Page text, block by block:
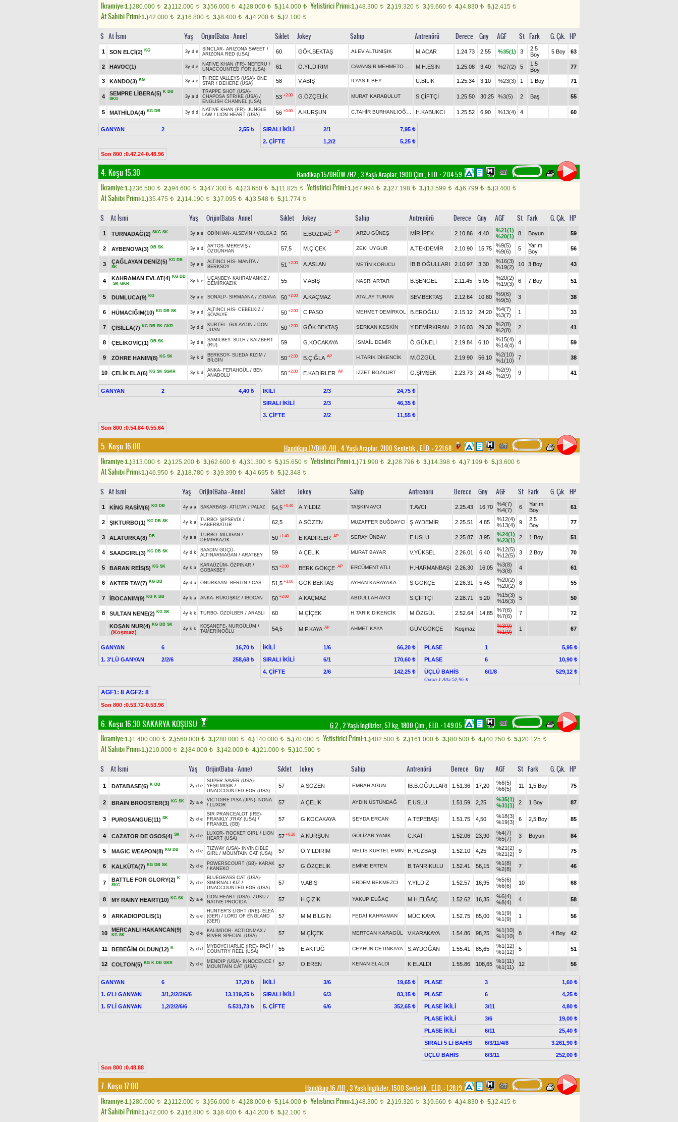
Ikramiye:1.)280.000 t 2.)112.000 t 3.)56.000 t 4.)28.000 t 5.)14.000 t Yetistirici Primi:1.)48.300 t 2.)19.320 t 3.)9.660 t 4.)4.830 t 5.)2.415 t
At Sahibi Primi:1.)42.000 t 2.)16.800 t 3.)8.400 t 4.)4.200 t 5.)2.100 t
S At İsmi Yaş Orijin(Baba - Anne) Sıklet Jokey Sahip Antrenörü Derece Gny AGF St Fark G. Çık. HP
1 SON ELÇİ(2) KG 3y d e SİNCLAR- ARIZONA SWEET /
ARIZONA RED (USA)
60 GÖK.BEKTAŞ ALEV ALTUNIŞIK M.ACAR 1.24.73 2,55 %35(1) 3
2,5
Boy
5 Boy 63
2 HAVOC(1) 3y d e NATIVE KHAN (FR)- NEFERU /
UNACCOUNTED FOR (USA)
61 Ö.YILDIRIM M.H.ESİN 1.25.08 3,40 %27(2) 5
1,5
Boy
77
3 KANDO(3) KG 3y a e THREE VALLEYS (USA)- ONE
STAR / DEHERE (USA) 58 V.ABİŞ İLYAS İLBEY U.BİLİK 1.25.34 3,10 %23(3) 1 1 Boy 71
4
SEMPRE LİBERA(5) K DB
SKG
3y a d
TRAPPE SHOT (USA)-
CHAPOSA STRIKE (USA) /
ENGLISH CHANNEL (USA)
53 +2.00 G.ÖZÇELİK MURAT KARABULUT S.ÇİFTÇİ 1.25.50 30,25 %3(5) 2 Baş 55
5 MATHİLDA(4) KG DB 3y d d NATIVE KHAN (FR)- JUNGLE
LAW / LION HEART (USA) 56 +0.60 A.KURŞUN H.KABUKCI 1.25.52 6,90 %13(4) 4 60
GANYAN 2 2,55 ₺ SIRALI İKİLİ 2/1
7,95 ₺
2. ÇİFTE
1,2/2 5,25 ₺
Son 800 :0.47.24-0.48.96
4. Koşu 15.30 Handikap 15/DHÖW /H2, 3 Yaşlı Araplar, 1900 Çim,E.İ.D. :2.04.59
Ikramiye:1.)236.500 t 2.)94.600 t 3.)47.300 t 4.)23.650 t 5.)11.825 t Yetistirici Primi:1.)67.994 t 2.)27.198 t 3.)13.599 t 4.)6.799 t 5.)3.400 t
At Sahibi Primi:1.)35.475 t 2.)14.190 t 3.)7.095 t 4.)3.548 t 5.)1.774 t
S At İsmi Yaş Orijin(Baba - Anne) Sıklet Jokey Sahip Antrenörü Derece Gny AGF St Fark G. Çık. HP
1 TURNADAĞ(2) SKG SK 3y a e ODİNHAN - ALSEVİN / VOLGA.2 56 E.BOZDAĞ AP ARZU GÜNEŞ MİR.İPEK 2.10.86 4,40
%21(1)
%20(1)
8 Boyun 59
2 AYBENOVA(3) DB SK 3y a d ARTOS- MEREVİŞ /
ÖZGÜNHAN
57,5 M.ÇİÇEK ZEKİ UYGUR A.TEKDEMİR 2.10.90 15,75
%9(5)
%9(6)
5
Yarım
Boy
56
3 ÇAĞLAYAN DENİZ(5) KG DB
SK
3y a e ALTINCI HİS- MANİTA /
BERKSOY
51 +2.00 A.ASLAN METİN KORUCU İB.B.OĞULLARI 2.10.97 3,30
%16(3)
%19(2)
10 3 Boy 43
4 KAHRAMAN EVLAT(4) KG DB
SK GKR
3y k e UÇANBEY- KAHRAMANKIZ /
DEMİRKAZIK
55 V.ABİŞ NASRİ ARTAR B.ŞENGEL 2.11.45 5,05
%20(2)
%19(3)
6 7 Boy 51
5 DUMLUCA(9) KG 3y a e SONALP- SIRMAANA / ZİGANA 50 +2.00 A.KAÇMAZ ATALAY TURAN SEV.BEKTAŞ 2.12.64 10,80
%9(6)
%9(5)
3 38
6 HÜMACIĞIM(10) KG DB SK 3y a d ALTINCI HİS- CEBELKIZ /
ŞÖVALYE
50 +2.00 C.PASO MEHMET DEMİRKOL B.EROĞLU 2.15.12 24,20
%4(7)
%3(7)
1 33
7 ÇİSİLLA(7) KG DB SK GKR 3y d d KURTEL- GÜLAYDIN / DON
JUAN
50 +2.00 GÖK.BEKTAŞ SERKAN KESKİN Y.DEMİRKIRAN 2.16.03 29,30
%2(8)
%2(8)
2 41
8 ÇELİKOVİÇ(1) DB SK 3y d e ŞAMİLBEY- SULH / KAIZBERT
(RU)
59 G.KOCAKAYA İSMAİL DEMİR Ö.GÜNELİ 2.19.84 6,10
%15(4)
%14(4)
4 59
9 ZÖHRE HANIM(8) KG SK 3y k d BERKSOY- SUEDA KIZIM /
BİLGİN
50 +2.00 B.ÇIĞLA AP H.TARIK DİKENCİK M.ÖZGÜL 2.19.90 56,10
%2(10)
%1(10)
7 38
10 ÇELİK ELA(6) KG SK SGKR 3y k d ANKA- FERAHGÜL / BEN
ANADOLU
50 +2.00 E.KADİRLER AP İZZET BOZKURT G.ŞİMŞEK 2.23.73 24,45
%2(9)
%2(9)
9 41
GANYAN 2 4,40 ₺ İKİLİ 2/3
24,75 ₺
SIRALI İKİLİ
2/3
46,35 ₺
3. ÇİFTE
2/2 11,55 ₺
Son 800 :0.54.84-0.55.64
5. Koşu 16.00 Handikap 17/DHÖ /H1 , 4 Yaşlı Araplar, 2100 Sentetik,E.İ.D. :2.21.68
Ikramiye:1.)313.000 t 2.)125.200 t 3.)62.600 t 4.)31.300 t 5.)15.650 t Yetistirici Primi:1.)71.990 t 2.)28.796 t 3.)14.398 t 4.)7.199 t 5.)3.600 t
At Sahibi Primi:1.)46.950 t 2.)18.780 t 3.)9.390 t 4.)4.695 t 5.)2.348 t
S At İsmi Yaş Orijin(Baba - Anne) Sıklet Jokey Sahip Antrenörü Derece Gny AGF St Fark G. Çık. HP
1 KİNG RASİM(6) KG DB 4y a a SAKARBAŞI - ATİLTAY / PALAZ 54,5 +0.40 A.YILDIZ TAŞKIN AVCI T.AVCI 2.25.43 16,70
%4(7)
%4(7)
6
Yarım
Boy
61
2 ŞIKTURBO(1) KG DB SK 4y k a TURBO- ŞIPSEVDİ
/
HABERBATUR
62,5 A.SÖZEN MUZAFFER BUĞDAYCI Ş.AYDEMİR 2.25.51 4,85
%12(4)
%13(4)
9
2,5
Boy
77
3 ALATURKA(8) DB 4y a a TURBO- MÜJGAN /
DEMİRKAZIK
50 +1.40 E.KADİRLER AP SERAY ÜNBAY E.USLU 2.25.87 3,95
%24(1)
%23(1)
2 1 Boy 51
4 SAADGIRL(3) KG DB SK 4y d k SAADIN GÜCÜ-
ALTINARMAĞAN / ARATBEY 59 A.ÇELİK MURAT BAYAR V.YÜKSEL 2.26.01 6,40
%12(5)
%12(5)
3 2 Boy 70
5 BARAN REİS(5) KG SK 4y k a KARAÜZÜM - ÖZPINAR /
GOBAKBEY
53 +2.00 BERK.GÖKÇE AP ERCÜMENT ATLI H.HARMANBAŞI 2.26.30 16,05
%3(8)
%3(8)
4 61
6 AKTER TAY(7) KG DB 4y d a ONURKAAN - BERLİN / CAŞ 51,5 +1.00 GÖK.BEKTAŞ AYHAN KARAYAKA Ş.GÖKÇE 2.26.31 5,45
%20(2)
%20(2)
8 55
7 İBOCANIM(9) KG K DB 4y k a ANKA- RÜKÜŞKIZ / İBOCAN 50 +2.00 A.KAÇMAZ ABDULLAH AVCI S.ÇİFTÇİ 2.28.71 5,20
%15(3)
%16(3)
5 50
8 SULTAN NENE(2) KG SK 4y k k TURBO- ÖZDİLBER / ARASLI 60 M.ÇİÇEK H.TARIK DİKENCİK M.ÖZGÜL 2.52.64 14,85
%7(6)
%7(6)
7 72
KOŞAN NUR(4) KG DB SK
(Koşmaz)
4y k k KOŞANEFE- NURGÜLÜM /
TAMERİNOĞLU
54,5 M.F.KAYA AP AHMET KAYA GÜV.GÖKÇE Koşmaz
%3(9)
%1(9)
1 67
GANYAN 6
16,70 ₺
1. 3'LÜ GANYAN
2/2/6 258,68 ₺
İKİLİ 1/6
66,20 ₺
SIRALI İKİLİ
6/1
170,60 ₺
4. ÇİFTE
2/6 142,25 ₺
PLASE 1
5,95 ₺
PLASE
6
10,90 ₺
ÜÇLÜ BAHİS
6/1/8 529,12 ₺
Çıkan 1 Atla:52,96 ₺
AGF1: 8 AGF2: 8
Son 800 :0.53.72-0.53.96
6. Koşu 16.30 SAKARYA KOŞUSU G 2, 2 Yaşlı İngilizler, 57 kg, 1800 Çim,E.İ.D. :1.49.05
Ikramiye:1.)1.400.000 t 2.)560.000 t 3.)280.000 t 4.)140.000 t 5.)70.000 t Yetistirici Primi:1.)402.500 t 2.)161.000 t 3.)80.500 t 4.)40.250 t 5.)20.125 t
At Sahibi Primi:1.)210.000 t 2.)84.000 t 3.)42.000 t 4.)21.000 t 5.)10.500 t
S At İsmi Yaş Orijin(Baba - Anne) Sıklet Jokey Sahip Antrenörü Derece Gny AGF St Fark G. Çık. HP
1 DATABASE(6) K DB 2y d e
SUPER SAVER (USA)-
YEŞİLMİŞİK /
UNACCOUNTED FOR (USA)
57 A.SÖZEN EMRAH AGUN İB.B.OĞULLARI 1.51.36 17,20
%6(5)
%6(5)
11 1,5 Boy 75
2 BRAIN BROOSTER(3) KG SK 2y a e VICTOIRE PISA (JPN)- NONA
/ LUXOR 57 A.ÇELİK AYDIN ÜSTÜNDAĞ E.USLU 1.51.59 2,25
%35(1)
%31(1)
2 1 Boy 87
3 PUROSANGUE(11) SK 2y d e
SIR PRANCEALOT (IRE)-
FRANKLY J'RAY (USA) /
FRANKEL (GB)
57 G.KOCAKAYA ŞEYDA ERCAN A.TEPEBAŞI 1.51.75 4,50
%18(3)
%19(3)
6 2,5 Boy 85
4 CAZATOR DE OSOS(4) SK 2y d e LUXOR- ROCKET GIRL / LION
HEART (USA)
57 +0.20 A.KURŞUN GÜLİZAR YANIK C.KATI 1.52.06 23,90
%4(7)
%5(7)
3 Boyun 84
5 MAGIC WEAPON(8) KG DB 2y d e TIZWAY (USA)-
INVINCIBLE
GIRL / MOUNTAIN CAT (USA) 57 Ö.YILDIRIM MELİS KURTEL EMİN H.YÜZBAŞI 1.52.10 4,25
%21(2)
%21(2)
9 75
6 KALKÜTA(7) KG DB SK 2y d e POWERSCOURT (GB)- KARAK
/ KANEKO 57 G.ÖZÇELİK EMİNE ERTEN B.TANRIKULU 1.52.41 56,15
%1(8)
%2(8)
7 46
7
BATTLE FOR GLORY(2) K
SKG
2y d e
BLUEGRASS CAT (USA)-
SİMİRNALI KIZ /
UNACCOUNTED FOR (USA)
57 V.ABİŞ ERDEM BEKMEZCİ Y.YILDIZ 1.52.57 16,95
%5(6)
%6(6)
10 68
8 MY RAINY HEART(10) KG SK 2y a e LION HEART (USA)- ZUKU /
NATIVE PROCIDA
57 H.ÇİZİK YAKUP ELĞAÇ M.H.ELĞAÇ 1.52.62 16,35
%6(4)
%8(4)
4 58
9 ARKADIOPOLIS(1) 2y a e
HUNTER'S LIGHT (IRE)- ELEA
(GER) / LORD OF ENGLAND
(GER)
57 M.M.BİLGİN FEDAİ KAHRAMAN MÜC.KAYA 1.52.75 85,00
%1(9)
%1(9)
1 56
10
MERCANLI HAKANCAN(9)
KG SK 2y d e KALİMDOR- ACTIONMAX /
RIVER SPECIAL (USA)
57 M.ÇİÇEK MERTCAN KARAGÜL V.KARAKAYA 1.54.86 98,25
%1(10)
%1(10)
8 4 Boy 42
11 BEBEĞİM OLDUN(12) K 2y d d MYBOYCHARLIE (IRE)- PAÇİ
/
COUNTRY REEL (USA)
55 E.AKTUĞ CEYHUN ÇETİNKAYA S.AYDOĞAN 1.55.41 85,65
%1(12)
%1(12)
5 51
12 COLTON(5) KG K DB GKR 2y d e MENDIP (USA)- INNOCENCE /
MOUNTAIN CAT (USA)
57 O.EREN KENAN ELALDI K.ELALDI 1.55.86 108,65
%1(11)
%1(11)
12 56
GANYAN 6
17,20 ₺
1. 6'LI GANYAN
3/1,2/2/2/6/6
13.119,25 ₺
1. 5'Lİ GANYAN
1,2/2/2/6/6 5.531,73 ₺
İKİLİ 3/6
19,65 ₺
SIRALI İKİLİ
6/3
83,15 ₺
5. ÇİFTE
6/6 352,65 ₺
PLASE 3
1,60 ₺
PLASE
6
4,25 ₺
PLASE İKİLİ
3/11
4,80 ₺
PLASE İKİLİ
3/6
19,00 ₺
PLASE İKİLİ
6/11
25,40 ₺
SIRALI 5 Lİ BAHİS
6/3/11/4/8
3.261,90 ₺
ÜÇLÜ BAHİS
6/3/11 252,00 ₺
Son 800 :0.48.88
7. Koşu 17.00 Handikap 16 /H1 , 3 Yaşlı İngilizler, 1500 Sentetik,E.İ.D. :1.28.19
Ikramiye:1.)280.000 t 2.)112.000 t 3.)56.000 t 4.)28.000 t 5.)14.000 t Yetistirici Primi:1.)48.300 t 2.)19.320 t 3.)9.660 t 4.)4.830 t 5.)2.415 t
At Sahibi Primi:1.)42.000 t 2.)16.800 t 3.)8.400 t 4.)4.200 t 5.)2.100 t